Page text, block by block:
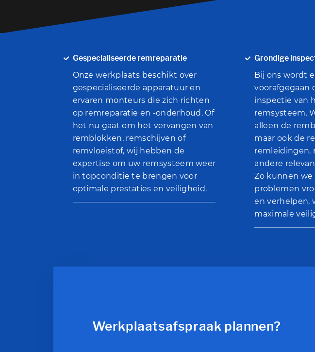
Gespecialiseerde remreparatie
Onze werkplaats beschikt over
gespecialiseerde apparatuur en
ervaren monteurs die zich richten
op remreparatie en -onderhoud. Of
het nu gaat om het vervangen van
remblokken, remschijven of
remvloeistof, wij hebben de
expertise om uw remsysteem weer
in topconditie te brengen voor
optimale prestaties en veiligheid.
Grondige
Bij ons wordt
voorafgegaan
inspectie van
remsysteem.
alleen de
maar ook de
remleidingen,
andere
Zo kunnen
problemen
en verhelpen,
maximale
Werkplaatsafspraak plannen?